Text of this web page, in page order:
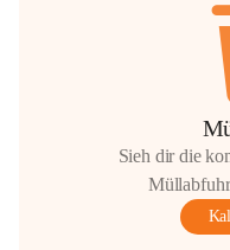
Sieh dir die